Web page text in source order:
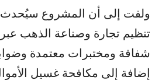
ولفت إلى أن المشروع سيُحدث
تنظيم تجارة وصناعة الذهب
شفافة ومختبرات معتمدة
إضافة إلى مكافحة غسيل